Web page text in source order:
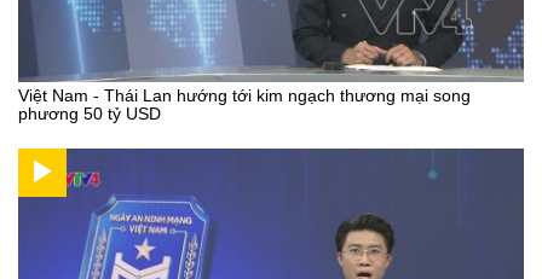
Việt Nam - Thái Lan hướng tới kim ngạch thương mại song
phương 50 tỷ USD